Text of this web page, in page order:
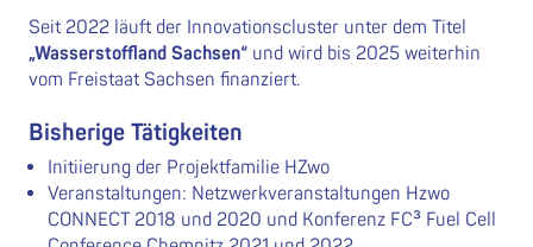
Seit 2022 läuft der Innovationscluster unter dem Titel
„Wasserstoffland Sachsen“ und wird bis 2025 weiterhin
vom Freistaat Sachsen finanziert.
Bisherige Tätigkeiten
Initiierung der Projektfamilie HZwo
Veranstaltungen: Netzwerkveranstaltungen Hzwo
CONNECT 2018 und 2020 und Konferenz FC³ Fuel Cell